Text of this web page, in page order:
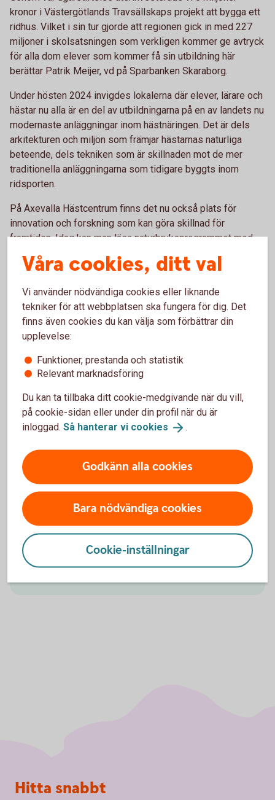
kronor i Västergötlands Travsällskaps projekt att bygga ett
ridhus. Vilket i sin tur gjorde att regionen gick in med 227
miljoner i skolsatsningen som verkligen kommer ge avtryck
för alla dom elever som kommer få sin utbildning här
berättar Patrik Meijer, vd på Sparbanken Skaraborg.
Under hösten 2024 invigdes lokalerna där elever, lärare och
hästar nu alla är en del av utbildningarna på en av landets nu
modernaste anläggningar inom hästnäringen. Det är dels
arkitekturen och miljön som främjar hästarnas naturliga
beteende, dels tekniken som är skillnaden mot de mer
traditionella anläggningarna som tidigare byggts inom
ridsporten.
På Axevalla Hästcentrum finns det nu också plats för
innovation och forskning som kan göra skillnad för
framtiden. Idag kan man läsa naturbruksprogrammet med
inriktning hästhållning och sedan välja att specialisera sig
mot travsport, ridsport eller islandshästsport.
Genom vår ägarstiftelse
återinvesterade vi
kronor.
Ansök om återinvestering
Varje år delar vi ut återinvesteringar till lokala projekt
som ska göra vårt verksamhetsområde attraktivt att
bo i, verka i och att besöka. Vårt mål är att de projekt
vi beviljar medel till ska stärka tillväxten och
utvecklingen i Skaraborg och göra regionen starkare
inom kultur, idrott, forskning, utbildning och
näringsliv.
Gör dinansökan
Våra cookies, ditt val
Vi använder nödvändiga cookies eller liknande
tekniker för att webbplatsen ska fungera för dig. Det
finns även cookies du kan välja som förbättrar din
upplevelse:
Funktioner, prestanda och statistik
Relevant marknadsföring
Du kan ta tillbaka ditt cookie-medgivande när du vill,
på cookie-sidan eller under din profil när du är
inloggad. Så hanterar vi cookies .
Godkänn alla cookies
Bara nödvändiga cookies
Cookie-inställningar
Sidfot
Hitta snabbt